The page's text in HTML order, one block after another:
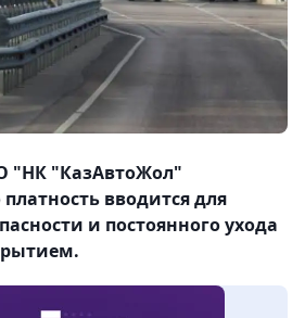
"НК "КазАвтоЖол"
вводится для
и постоянного ухода